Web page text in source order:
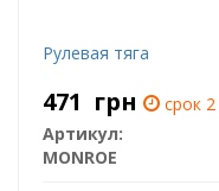
Рулевая тяга
471 грн
срок 2
Артикул:
MONROE